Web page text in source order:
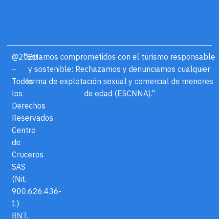
@2026
–
Todos
los
Derechos
Reservados
Centro
de
Cruceros
SAS
(Nit.
900.626.436-
1)
RNT.
"Estamos comprometidos con el turismo responsable
y sostenible: Rechazamos y denunciamos cualquier
forma de explotación sexual y comercial de menores
de edad (ESCNNA)."